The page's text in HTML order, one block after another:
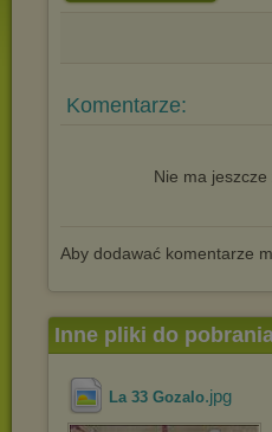
Komentarze:
Nie ma
Aby dodawać komentarze
Inne pliki do
La 33 Gozalo.jpg